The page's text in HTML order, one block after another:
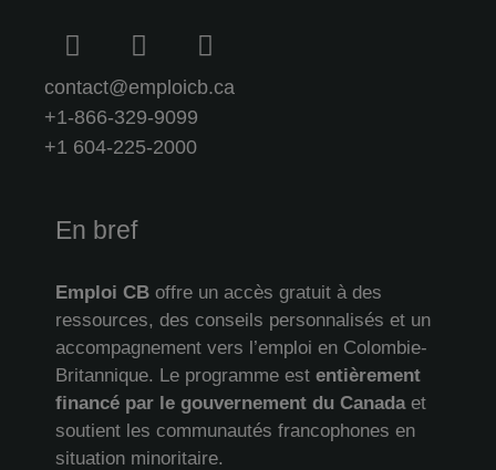
contact@emploicb.ca
+1-866-329-9099
+1 604-225-2000
En bref
Emploi CB offre un accès gratuit à des
ressources, des conseils personnalisés et un
accompagnement vers l’emploi en Colombie-
Britannique. Le programme est entièrement
financé par le gouvernement du Canadaet
soutient les communautés francophones en
situation minoritaire.